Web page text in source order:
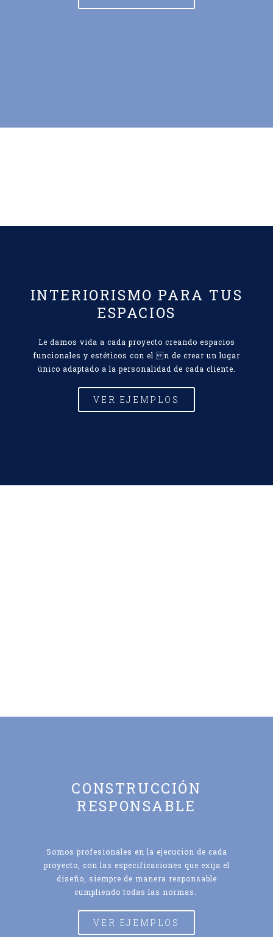
INTERIORISMO PARA TUS
ESPACIOS
Le damos vida a cada proyecto creando espacios
funcionales y estéticos con el n de crear un lugar
único adaptado a la personalidad de cada cliente.
VER EJEMPLOS
CONSTRUCCIÓN
RESPONSABLE
Somos profesionales en la ejecucion de cada
proyecto, con las especificaciones que exija el
diseño, siempre de manera responsable
cumpliendo todas las normas.
VER EJEMPLOS